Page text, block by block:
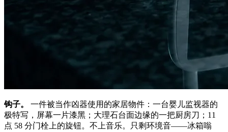
钩子。
一件被当作凶器使用的家居物件：一台婴儿监视器的
极特写，屏幕一片漆黑；大理石台面边缘的一把厨房刀；11
点 58 分门栓上的旋钮。不上音乐。只剩环境音——冰箱嗡